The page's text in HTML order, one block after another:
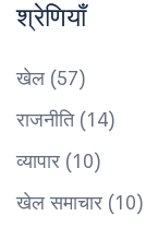
श्रेणियाँ
खेल (57)
राजनीति (14)
व्यापार (10)
खेल समाचार (10)